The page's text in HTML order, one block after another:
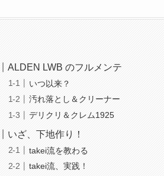
ALDEN LWB のフルメンテ
いつ以来？
汚れ落とし＆クリーナー
デリクリ＆クレム1925
いざ、下地作り！
takei流を教わる
takei流、実践！